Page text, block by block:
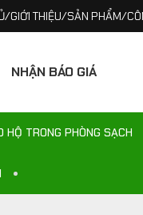
/GIỚI THIỆU/SẢN PHẨM/
NHẬN BÁO GIÁ
HỘ TRONG PHÒNG SẠCH